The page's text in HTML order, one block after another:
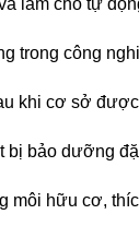
làm cho tự
trong công
khi cơ sở
bị bảo dưỡng
môi hữu cơ,